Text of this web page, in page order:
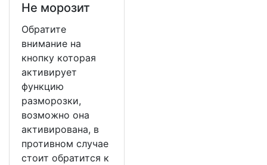
Не морозит
Обратите
внимание на
кнопку которая
активирует
функцию
разморозки,
возможно она
активирована, в
противном случае
стоит обратится к